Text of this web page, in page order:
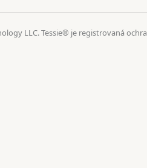
LLC. Tessie® je registrovaná